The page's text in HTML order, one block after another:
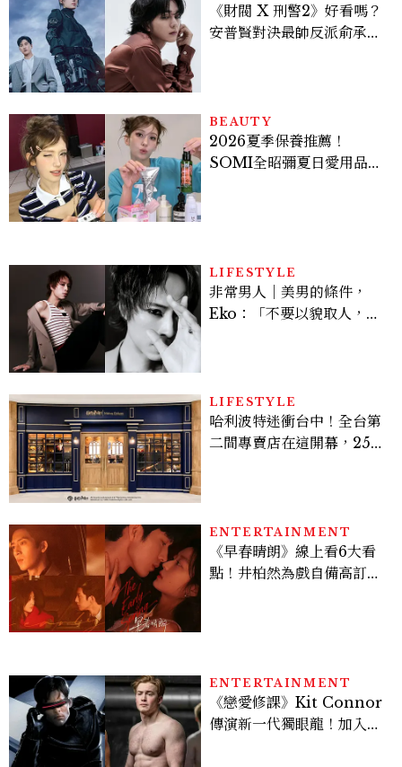
《財閥 X 刑警2》好看嗎？
安普賢對決最帥反派俞承
多大？
BEAUTY
2026夏季保養推薦！
SOMI全昭彌夏日愛用品公
LIFESTYLE
非常男人｜美男的條件，
Eko：「不要以貌取人，內
LIFESTYLE
哈利波特迷衝台中！全台第
二間專賣店在這開幕，25週
ENTERTAINMENT
《早春晴朗》線上看6大看
點！井柏然為戲自備高訂，
ENTERTAINMENT
《戀愛修課》Kit Connor
傳演新一代獨眼龍！加入新